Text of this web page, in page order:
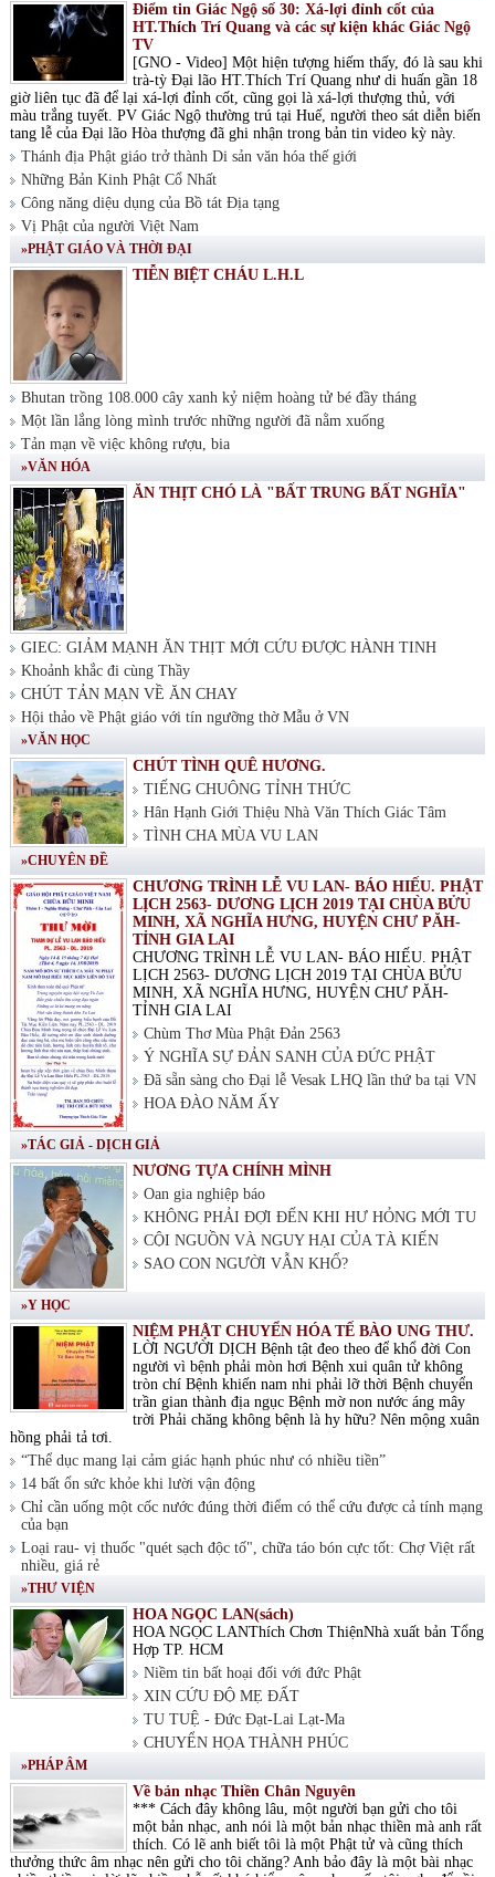
Điểm tin Giác Ngộ số 30: Xá-lợi đỉnh cốt của
HT.Thích Trí Quang và các sự kiện khác Giác Ngộ
TV
[GNO - Video] Một hiện tượng hiếm thấy, đó là sau khi
trà-tỳ Đại lão HT.Thích Trí Quang như di huấn gần 18
giờ liên tục đã để lại xá-lợi đỉnh cốt, cũng gọi là xá-lợi thượng thủ, với
màu trắng tuyết. PV Giác Ngộ thường trú tại Huế, người theo sát diễn biến
tang lễ của Đại lão Hòa thượng đã ghi nhận trong bản tin video kỳ này.
Thánh địa Phật giáo trở thành Di sản văn hóa thế giới
Những Bản Kinh Phật Cổ Nhất
Công năng diệu dụng của Bồ tát Địa tạng
Vị Phật của người Việt Nam
»PHẬT GIÁO VÀ THỜI ĐẠI
TIỄN BIỆT CHÁU L.H.L
Bhutan trồng 108.000 cây xanh kỷ niệm hoàng tử bé đầy tháng
Một lần lắng lòng mình trước những người đã nằm xuống
Tản mạn về việc không rượu, bia
»VĂN HÓA
ĂN THỊT CHÓ LÀ "BẤT TRUNG BẤT NGHĨA"
GIEC: GIẢM MẠNH ĂN THỊT MỚI CỨU ĐƯỢC HÀNH TINH
Khoảnh khắc đi cùng Thầy
CHÚT TẢN MẠN VỀ ĂN CHAY
Hội thảo về Phật giáo với tín ngưỡng thờ Mẫu ở VN
»VĂN HỌC
CHÚT TÌNH QUÊ HƯƠNG.
TIẾNG CHUÔNG TỈNH THỨC
Hân Hạnh Giới Thiệu Nhà Văn Thích Giác Tâm
TÌNH CHA MÙA VU LAN
»CHUYÊN ĐỀ
CHƯƠNG TRÌNH LỄ VU LAN- BÁO HIẾU. PHẬT
LỊCH 2563- DƯƠNG LỊCH 2019 TẠI CHÙA BỬU
MINH, XÃ NGHĨA HƯNG, HUYỆN CHƯ PĂH-
TỈNH GIA LAI
CHƯƠNG TRÌNH LỄ VU LAN- BÁO HIẾU. PHẬT
LỊCH 2563- DƯƠNG LỊCH 2019 TẠI CHÙA BỬU
MINH, XÃ NGHĨA HƯNG, HUYỆN CHƯ PĂH-
TỈNH GIA LAI
Chùm Thơ Mùa Phật Đản 2563
Ý NGHĨA SỰ ĐẢN SANH CỦA ĐỨC PHẬT
Đã sẵn sàng cho Đại lễ Vesak LHQ lần thứ ba tại VN
HOA ĐÀO NĂM ẤY
»TÁC GIẢ - DỊCH GIẢ
NƯƠNG TỰA CHÍNH MÌNH
Oan gia nghiệp báo
KHÔNG PHẢI ĐỢI ĐẾN KHI HƯ HỎNG MỚI TU
CỘI NGUỒN VÀ NGUY HẠI CỦA TÀ KIẾN
SAO CON NGƯỜI VẪN KHỔ?
»Y HỌC
NIỆM PHẬT CHUYỂN HÓA TẾ BÀO UNG THƯ.
LỜI NGƯỜI DỊCH Bệnh tật đeo theo để khổ đời Con
người vì bệnh phải mòn hơi Bệnh xui quân tử không
tròn chí Bệnh khiến nam nhi phải lỡ thời Bệnh chuyển
trần gian thành địa ngục Bệnh mờ non nước áng mây
trời Phải chăng không bệnh là hy hữu? Nên mộng xuân
hồng phải tả tơi.
“Thể dục mang lại cảm giác hạnh phúc như có nhiều tiền”
14 bất ổn sức khỏe khi lười vận động
Chỉ cần uống một cốc nước đúng thời điểm có thể cứu được cả tính mạng
của bạn
Loại rau- vị thuốc "quét sạch độc tố", chữa táo bón cực tốt: Chợ Việt rất
nhiều, giá rẻ
»THƯ VIỆN
HOA NGỌC LAN(sách)
HOA NGỌC LANThích Chơn ThiệnNhà xuất bản Tổng
Hợp TP. HCM
Niềm tin bất hoại đối với đức Phật
XIN CỨU ĐỘ MẸ ĐẤT
TU TUỆ - Đức Đạt-Lai Lạt-Ma
CHUYỂN HỌA THÀNH PHÚC
»PHÁP ÂM
Về bản nhạc Thiền Chân Nguyên
*** Cách đây không lâu, một người bạn gửi cho tôi
một bản nhạc, anh nói là một bản nhạc thiền mà anh rất
thích. Có lẽ anh biết tôi là một Phật tử và cũng thích
thưởng thức âm nhạc nên gửi cho tôi chăng? Anh bảo đây là một bài nhạc